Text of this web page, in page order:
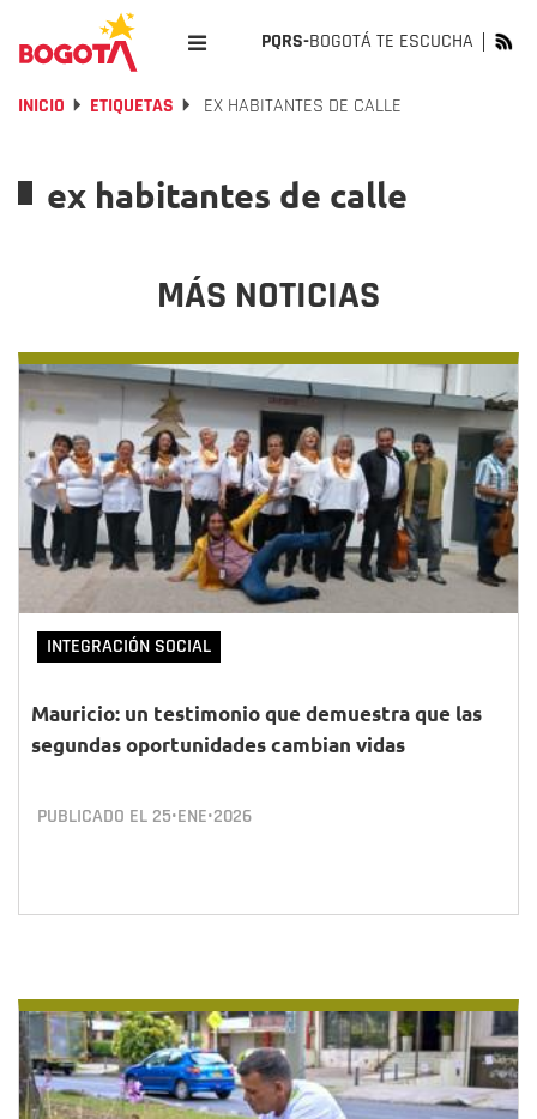
PQRS-BOGOTÁ TE ESCUCHA
INICIO ETIQUETAS EX HABITANTES DE CALLE
ex habitantes de calle
MÁS NOTICIAS
INTEGRACIÓN SOCIAL
Mauricio: un testimonio que demuestra que las
segundas oportunidades cambian vidas
PUBLICADO EL 25•ENE•2026